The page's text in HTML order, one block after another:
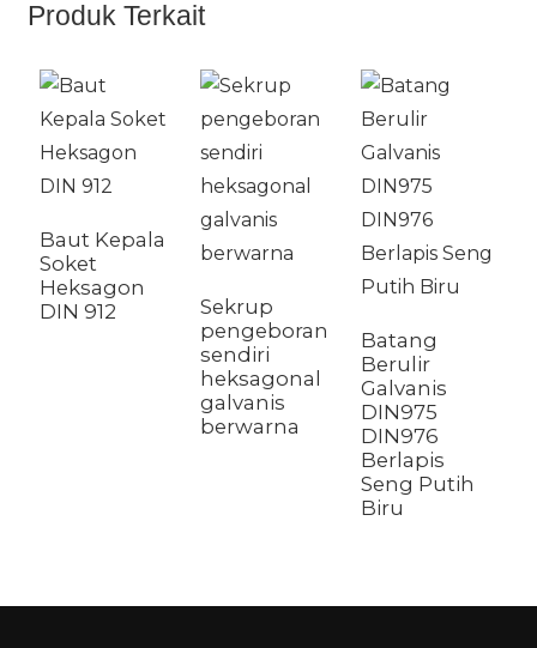
Produk Terkait
Baut Kepala
Soket
Heksagon
DIN 912
Sekrup
pengeboran
sendiri
heksagonal
galvanis
berwarna
Batang
Berulir
Galvanis
DIN975
DIN976
Berlapis
Seng Putih
Biru